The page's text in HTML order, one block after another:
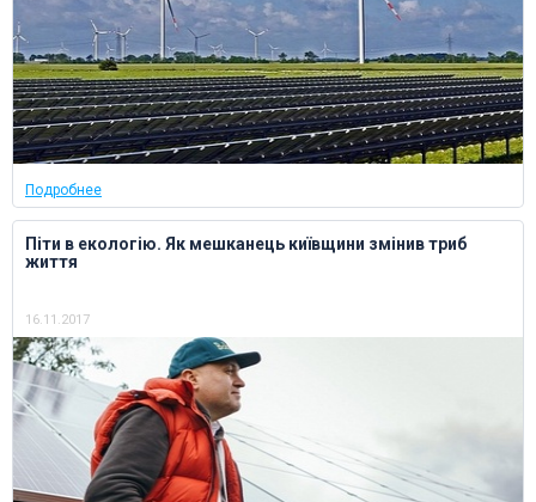
Подробнее
Піти в екологію. Як мешканець київщини змінив триб
життя
16.11.2017